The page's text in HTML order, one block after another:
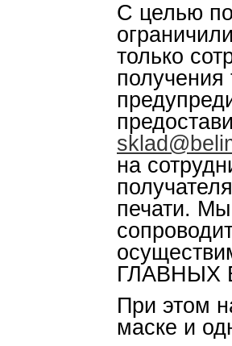
С целью
только
получения
на
печати.
ГЛАВНЫХ
При этом
маске и